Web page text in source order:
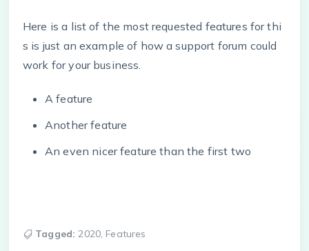
Here is a list of the most requested features for thi
s is just an example of how a support forum could
work for your business.
A feature
Another feature
An even nicer feature than the first two
Tagged: 2020, Features